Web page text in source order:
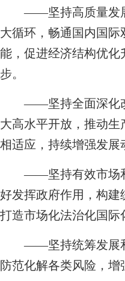
——坚持高质量发展
大循环，畅通国内国
能，促进经济结构优
步。
——坚持全面深化改
大高水平开放，推动
相适应，持续增强发展
——坚持有效市场和
好发挥政府作用，构
打造市场化法治化国际
——坚持统筹发展和
防范化解各类风险，